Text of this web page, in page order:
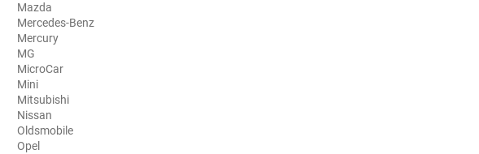
Bentley
Bmw
Buick
Byd
Cadillac
Mazda
Mercedes-Benz
Mercury
MG
MicroCar
Mini
Mitsubishi
Nissan
Oldsmobile
Opel